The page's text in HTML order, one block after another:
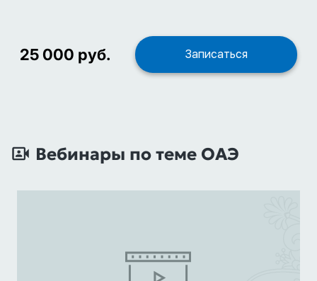
25 000 руб. Записаться
Вебинары по теме ОАЭ